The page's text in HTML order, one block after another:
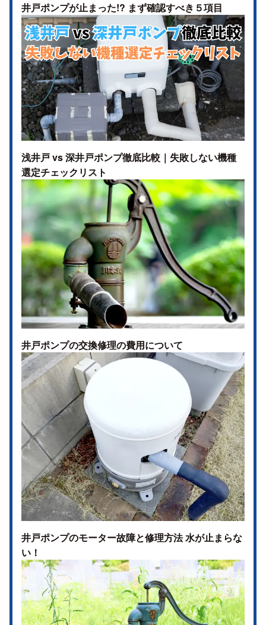
井戸ポンプが止まった!? まず確認すべき５項目
浅井戸 vs 深井戸ポンプ徹底比較｜失敗しない機種
選定チェックリスト
井戸ポンプの交換修理の費用について
井戸ポンプのモーター故障と修理方法 水が止まらな
い！